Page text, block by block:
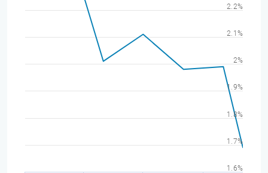
1.6%
1.7%
1.8%
1.9%
2%
2.1%
2.2%